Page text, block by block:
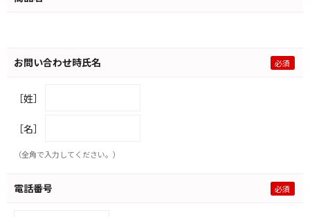
お問い合わせ時氏名
［姓］
［名］
（全角で入力してください。）
電話番号